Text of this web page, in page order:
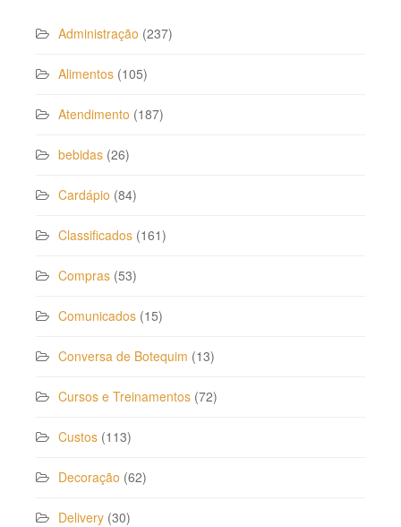
Administração (237)
Alimentos (105)
Atendimento (187)
bebidas (26)
Cardápio (84)
Classificados (161)
Compras (53)
Comunicados (15)
Conversa de Botequim (13)
Cursos e Treinamentos (72)
Custos (113)
Decoração (62)
Delivery (30)